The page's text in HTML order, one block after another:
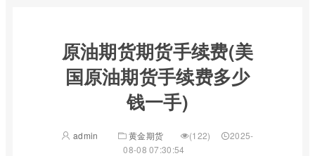
原油期货期货手续费(美
国原油期货手续费多少
钱一手)
admin 黄金期货 (122)
2025-
08-08 07:30:54